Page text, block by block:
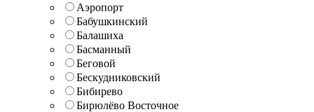
Аэропорт
Бабушкинский
Балашиха
Басманный
Беговой
Бескудниковский
Бибирево
Бирюлёво Восточное